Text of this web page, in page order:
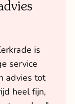
is
service
advies tot
heel fijn,
écht
heel
en
heel
kan
nieuwe
een
ruim 3.500
me zo